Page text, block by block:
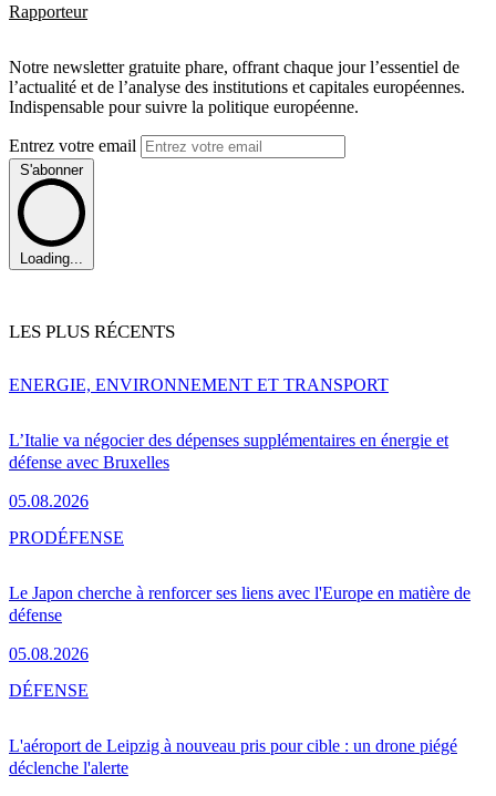
Rapporteur
Notre newsletter gratuite phare, offrant chaque jour l’essentiel de
l’actualité et de l’analyse des institutions et capitales européennes.
Indispensable pour suivre la politique européenne.
Entrez votre email
S'abonner
Loading...
LES PLUS RÉCENTS
L’Italie va négocier des dépenses supplémentaires en énergie et
défense avec Bruxelles
05.08.2026
ENERGIE, ENVIRONNEMENT ET TRANSPORT
Le Japon cherche à renforcer ses liens avec l'Europe en matière de
défense
05.08.2026
PRODÉFENSE
L'aéroport de Leipzig à nouveau pris pour cible : un drone piégé
déclenche l'alerte
DÉFENSE